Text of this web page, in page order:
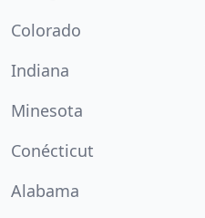
Colorado
Indiana
Minesota
Conécticut
Alabama